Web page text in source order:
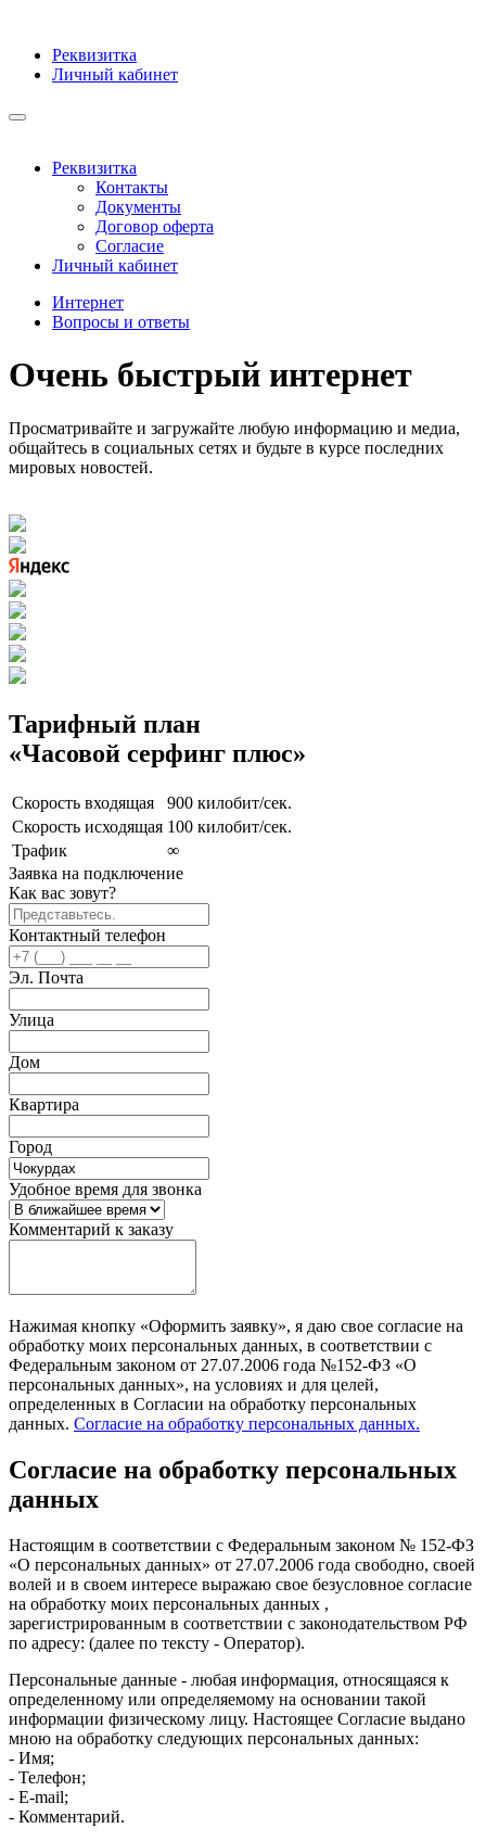
Реквизитка
Личный кабинет
Реквизитка
Контакты
Документы
Договор оферта
Согласие
Личный кабинет
Интернет
Вопросы и ответы
Очень быстрый интернет
Просматривайте и загружайте любую информацию и медиа,
общайтесь в социальных сетях и будьте в курсе последних
мировых новостей.
Тарифный план
«Часовой серфинг плюс»
Скорость входящая
900 килобит/сек.
Скорость исходящая 100 килобит/сек.
Трафик
∞
Заявка на подключение
Как вас зовут?
Контактный телефон
Эл. Почта
Улица
Дом
Квартира
Город
Удобное время для звонка
Комментарий к заказу
Нажимая кнопку «Оформить заявку», я даю свое согласие на
обработку моих персональных данных, в соответствии с
Федеральным законом от 27.07.2006 года №152-ФЗ «О
персональных данных», на условиях и для целей,
определенных в Согласии на обработку персональных
данных. Согласие на обработку персональных данных.
Согласие на обработку персональных
данных
Настоящим в соответствии с Федеральным законом № 152-ФЗ
«О персональных данных» от 27.07.2006 года свободно, своей
волей и в своем интересе выражаю свое безусловное согласие
на обработку моих персональных данных ,
зарегистрированным в соответствии с законодательством РФ
по адресу: (далее по тексту - Оператор).
Персональные данные - любая информация, относящаяся к
определенному или определяемому на основании такой
информации физическому лицу. Настоящее Согласие выдано
мною на обработку следующих персональных данных:
- Имя;
- Телефон;
- E-mail;
- Комментарий.